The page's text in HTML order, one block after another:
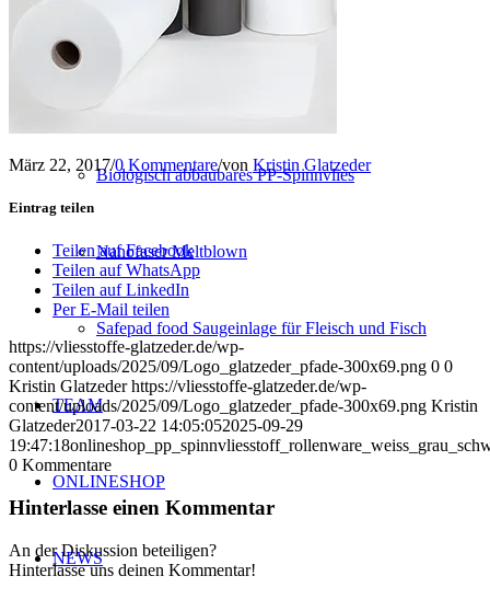
Biologisch abbaubares PP-Spinnvlies
Nanofaser Meltblown
Safepad food Saugeinlage für Fleisch und Fisch
TEAM
ONLINESHOP
NEWS
März 22, 2017/0 Kommentare/von Kristin Glatzeder
Eintrag teilen
Teilen auf Facebook
Teilen auf WhatsApp
Teilen auf LinkedIn
Per E-Mail teilen
https://vliesstoffe-glatzeder.de/wp-
content/uploads/2025/09/Logo_glatzeder_pfade-300x69.png 0 0
Kristin Glatzeder https://vliesstoffe-glatzeder.de/wp-
content/uploads/2025/09/Logo_glatzeder_pfade-300x69.png Kristin
Glatzeder2017-03-22 14:05:052025-09-29
19:47:18
0 Kommentare
Hinterlasse einen Kommentar
An der Diskussion beteiligen?
Hinterlasse uns deinen Kommentar!